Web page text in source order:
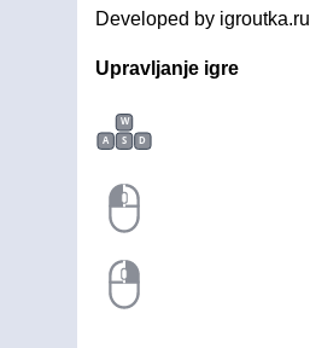
Developed by igroutka.ru
Upravljanje igre
W
A
S D